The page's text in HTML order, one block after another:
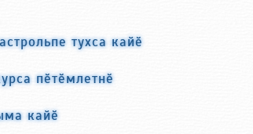
тухса кайӗ
пӗтӗмлетнӗ
кайӗ